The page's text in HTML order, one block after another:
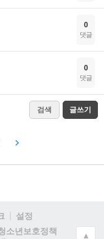
0
댓글
0
댓글
검색 글쓰기
설정
소년보호정책
▲